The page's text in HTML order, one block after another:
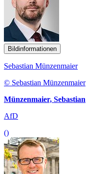
Bildinformationen
Sebastian Münzenmaier
© Sebastian Münzenmaier
Münzenmaier, Sebastian
AfD
()